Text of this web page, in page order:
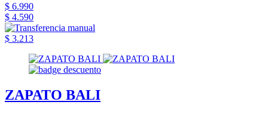
$ 6.990
$ 4.590
$ 3.213
ZAPATO BALI